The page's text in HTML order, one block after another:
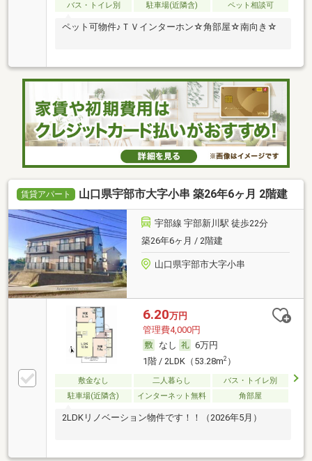
バス・トイレ別
駐車場(近隣含) ペット相談可
ペット可物件♪ＴＶインターホン☆角部屋☆南向き☆
賃貸アパート 山口県宇部市大字小串 築26年6ヶ月 2階建
宇部線 宇部新川駅 徒歩22分
築26年6ヶ月 / 2階建
山口県宇部市大字小串
6.20万円
管理費4,000円
なし
6万円
1階 / 2LDK（53.28m2）
敷金なし 二人暮らし
バス・トイレ別
駐車場(近隣含)
インターネット無料 角部屋
2LDKリノベーション物件です！！（2026年5月）